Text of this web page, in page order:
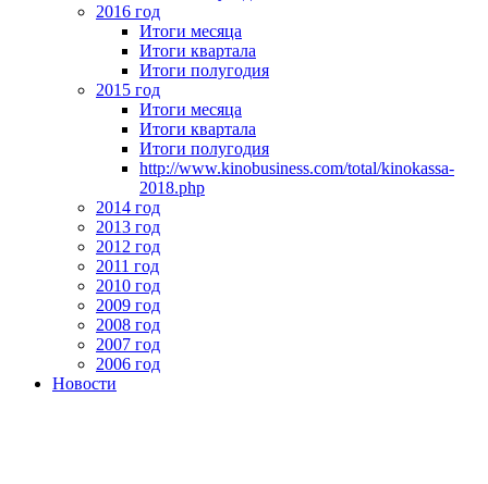
2016 год
Итоги месяца
Итоги квартала
Итоги полугодия
2015 год
Итоги месяца
Итоги квартала
Итоги полугодия
http://www.kinobusiness.com/total/kinokassa-
2018.php
2014 год
2013 год
2012 год
2011 год
2010 год
2009 год
2008 год
2007 год
2006 год
Новости